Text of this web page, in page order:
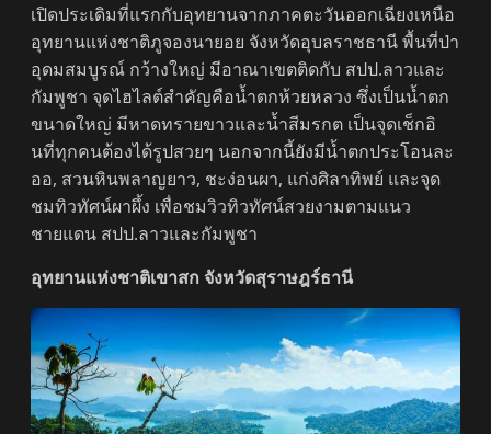
เปิดประเดิมที่แรกกับอุทยานจากภาคตะวันออกเฉียงเหนือ
อุทยานแห่งชาติภูจองนายอย จังหวัดอุบลราชธานี พื้นที่ป่า
อุดมสมบูรณ์ กว้างใหญ่ มีอาณาเขตติดกับ สปป.ลาวและ
กัมพูชา จุดไฮไลต์สำคัญคือน้ำตกห้วยหลวง ซึ่งเป็นน้ำตก
ขนาดใหญ่ มีหาดทรายขาวและน้ำสีมรกต เป็นจุดเช็กอิ
นที่ทุกคนต้องได้รูปสวยๆ นอกจากนี้ยังมีน้ำตกประโอนละ
ออ, สวนหินพลาญยาว, ชะง่อนผา, แก่งศิลาทิพย์ และจุด
ชมทิวทัศน์ผาผึ้ง เพื่อชมวิวทิวทัศน์สวยงามตามแนว
ชายแดน สปป.ลาวและกัมพูชา
อุทยานแห่งชาติเขาสก จังหวัดสุราษฎร์ธานี